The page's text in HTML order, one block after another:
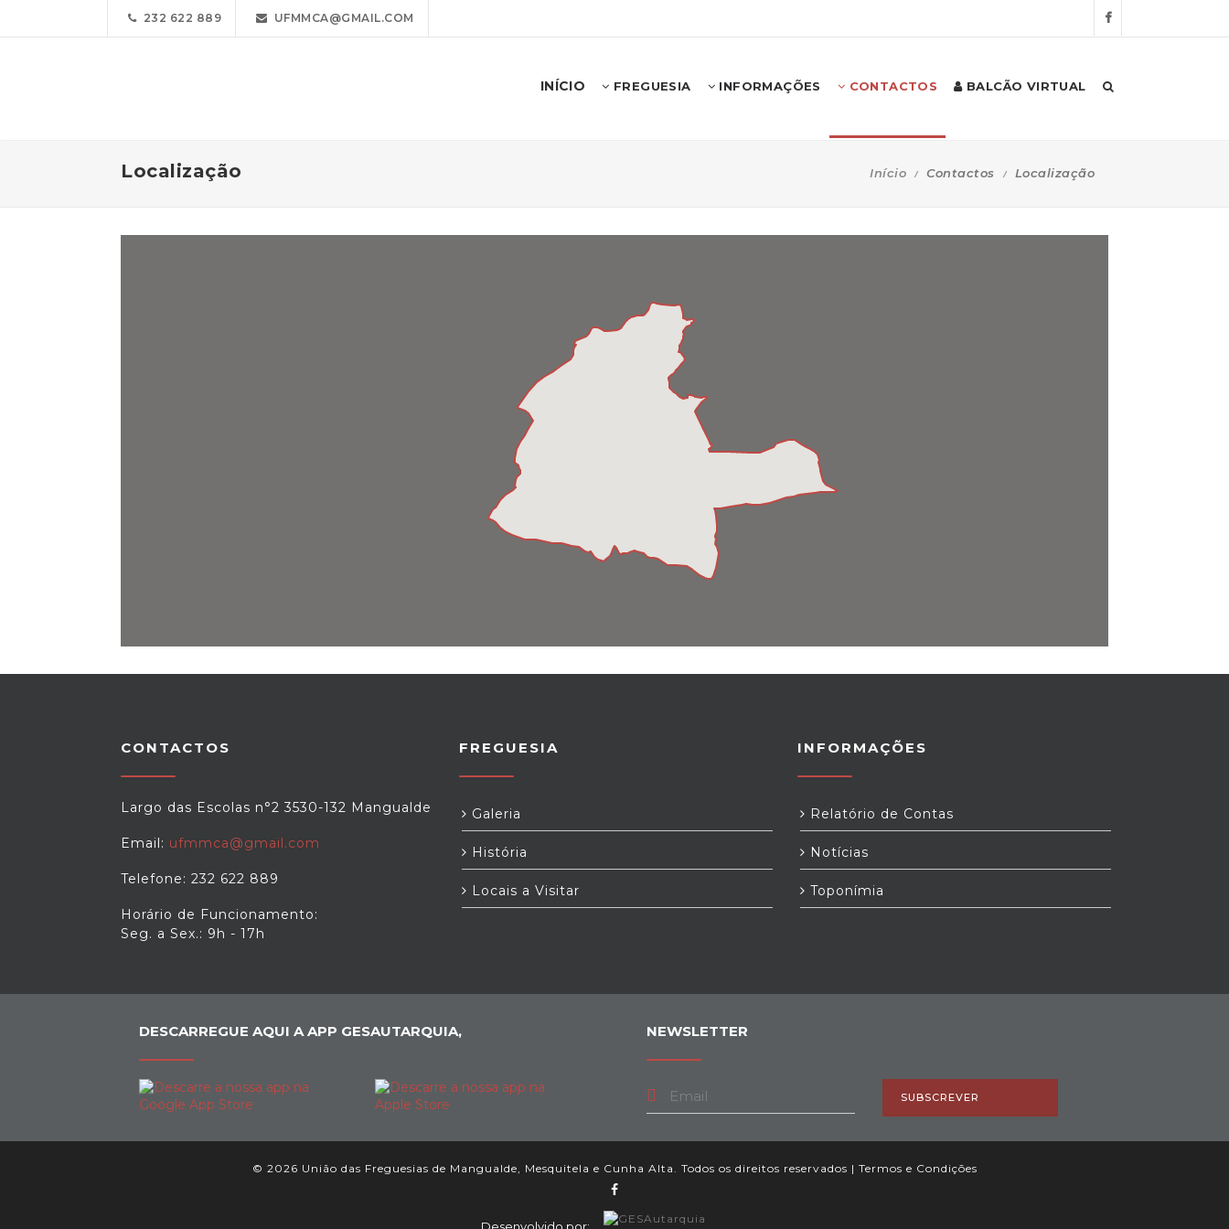
232 622 889 UFMMCA@GMAIL.COM
INÍCIO FREGUESIA INFORMAÇÕES CONTACTOS BALCÃO VIRTUAL
Localização Início Contactos Localização
CONTACTOS
Largo das Escolas n°2 3530-132 Mangualde
Email: ufmmca@gmail.com
Telefone: 232 622 889
Horário de Funcionamento:
Seg. a Sex.: 9h - 17h
FREGUESIA
Galeria
História
Locais a Visitar
INFORMAÇÕES
Relatório de Contas
Notícias
Toponímia
DESCARREGUE AQUI A APP GESAUTARQUIA, NEWSLETTER
SUBSCREVER
© 2026 União das Freguesias de Mangualde, Mesquitela e Cunha Alta. Todos os direitos reservados | Termos e Condições